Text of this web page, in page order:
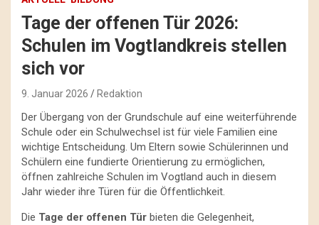
Tage der offenen Tür 2026:
Schulen im Vogtlandkreis stellen
sich vor
9. Januar 2026 Redaktion
Der Übergang von der Grundschule auf eine weiterführende
Schule oder ein Schulwechsel ist für viele Familien eine
wichtige Entscheidung. Um Eltern sowie Schülerinnen und
Schülern eine fundierte Orientierung zu ermöglichen,
öffnen zahlreiche Schulen im Vogtland auch in diesem
Jahr wieder ihre Türen für die Öffentlichkeit.
Die Tage der offenen Tür bieten die Gelegenheit,